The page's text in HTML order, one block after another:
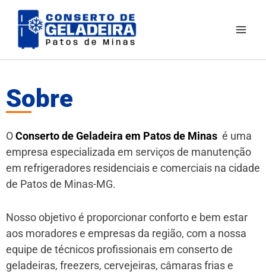
para
Sobre
OConserto de Geladeira em Patos de Minas é uma
empresa especializada em serviços de manutenção
em refrigeradores residenciais e comerciais na cidade
de Patos de Minas-MG.
Nosso objetivo é proporcionar conforto e bem estar
aos moradores e empresas da região, com a nossa
equipe de técnicos profissionais em conserto de
geladeiras, freezers, cervejeiras, câmaras frias e